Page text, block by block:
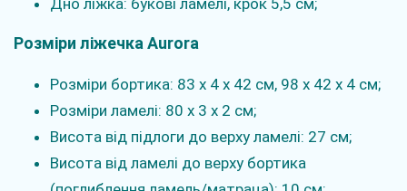
Розміри ліжечка Aurora
Розміри бортика: 83 х 4 х 42 см, 98 x 42 x 4 см;
Розміри ламелі: 80 х 3 х 2 см;
Висота від підлоги до верху ламелі: 27 см;
Висота від ламелі до верху бортика